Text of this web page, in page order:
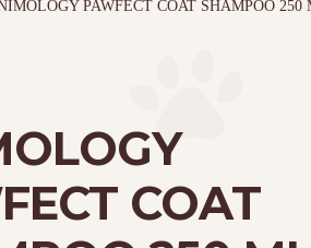
PAWFECT COAT SHAMPOO 250
COAT